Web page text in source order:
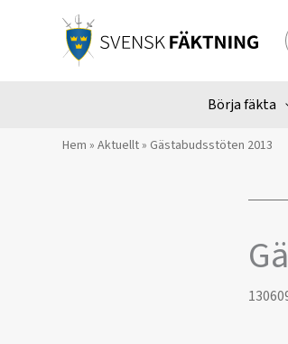
Börja fäkta
Hem » Aktuellt» Gästabudsstöten 2013